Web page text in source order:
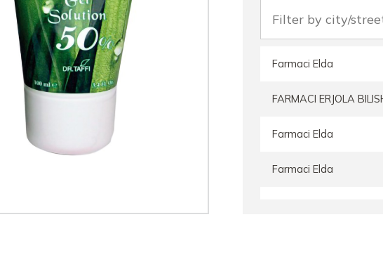
Farmaci Elda
FARMACI ERJOLA
Farmaci Elda
Farmaci Elda